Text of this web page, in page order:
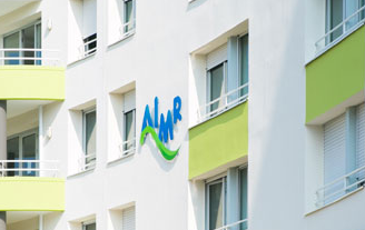
TOUT
CORPS
D’ETAT